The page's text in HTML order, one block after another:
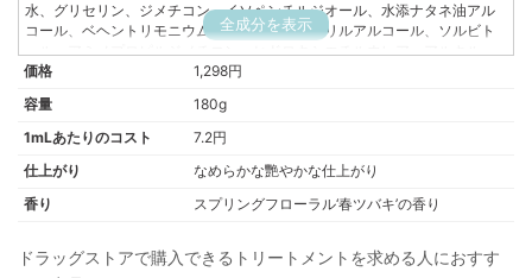
全成分を表示
水、グリセリン、ジメチコン、イソペンチルジオール、水添ナタネ油アル
コール、ベヘントリモニウムクロリド、ステアリルアルコール、ソルビト
ール、アミノプロピルジメチコン、ヒドロキシエチルウレア、アルキル
(C12、14)オキシヒドロキシプロピルアルギニンHCl、ステアルトリモニウ
リル/オクチルドデシル)、ジラウロイルグルタミン酸リシンNa、ローヤル
ゼリーエキス、アセチルヒアルロン酸Na、加水分解コンキオリン、イソプ
酸、乳酸アンモニウム、BG、DPG、AMP、アモジメチコン、PPG-2-デセ
ス-12、トコフェロール、フェノキシエタノール、安息香酸Na、香料、赤
227、黄4
価格
1,298円
容量
180g
1mLあたりのコスト
7.2円
仕上がり
なめらかな艷やかな仕上がり
香り
スプリングフローラル‘春ツバキ’の香り
ドラッグストアで購入できるトリートメントを求める人におすす